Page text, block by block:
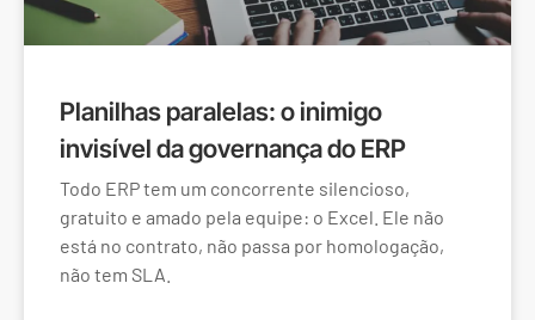
Planilhas paralelas: o inimigo
invisível da governança do ERP
Todo ERP tem um concorrente silencioso,
gratuito e amado pela equipe: o Excel. Ele não
está no contrato, não passa por homologação,
não tem SLA.